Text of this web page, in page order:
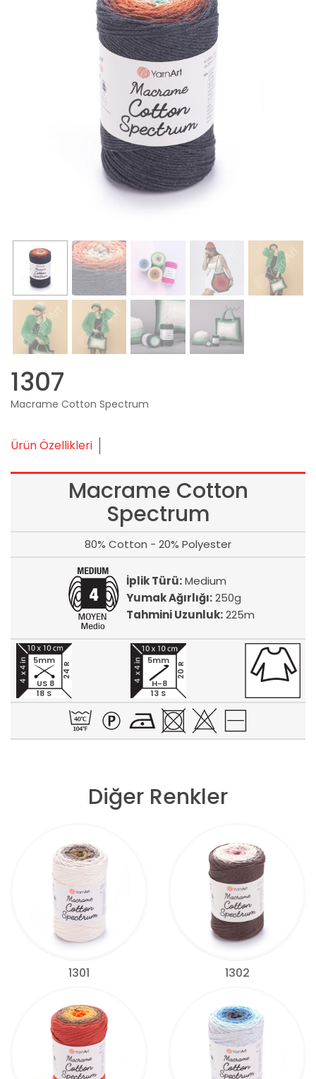
1307
Macrame Cotton Spectrum
Ürün Özellikleri
Macrame Cotton
Spectrum
80% Cotton - 20% Polyester
İplik Türü:Medium
Yumak Ağırlığı:250g
Tahmini Uzunluk:225m
18 S
24 R
5mm
US 8
13 S
20 R
5mm
H-8
Diğer Renkler
1301 1302